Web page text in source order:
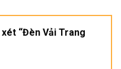
“Đèn Vải Trang